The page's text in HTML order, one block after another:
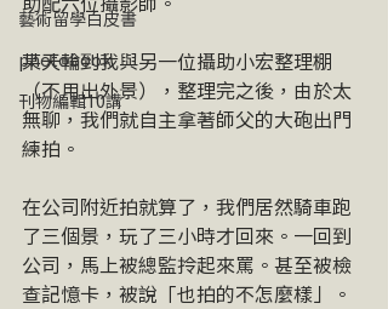
藝術留學白皮書
photobook
刊物編輯10講
某天輪到我與另一位攝助小宏整理棚
（不用出外景），整理完之後，由於太
無聊，我們就自主拿著師父的大砲出門
練拍。
在公司附近拍就算了，我們居然騎車跑
了三個景，玩了三小時才回來。一回到
公司，馬上被總監拎起來罵。甚至被檢
查記憶卡，被說「也拍的不怎麼樣」。